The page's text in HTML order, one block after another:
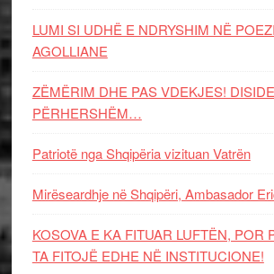
LUMI SI UDHË E NDRYSHIM NË
AGOLLIANE
ZËMËRIM DHE PAS VDEKJES!
PËRHERSHËM…
Patriotë nga Shqipëria vizituan Vatrën
Mirëseardhje në Shqipëri, Ambasador
KOSOVA E KA FITUAR LUFTËN, POR
TA FITOJË EDHE NË INSTITUCIONE!